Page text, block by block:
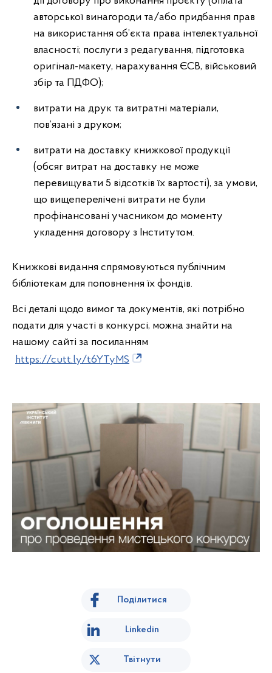
авторської винагороди та/або придбання прав
на використання об’єкта права інтелектуальної
власності; послуги з редагування, підготовка
оригінал-макету, нарахування ЄСВ, військовий
збір та ПДФО);
витрати на друк та витратні матеріали,
пов’язані з друком;
витрати на доставку книжкової продукції
(обсяг витрат на доставку не може
перевищувати 5 відсотків їх вартості), за умови,
що вищеперелічені витрати не були
профінансовані учасником до моменту
укладення договору з Інститутом.
Книжкові видання спрямовуються публічним
бібліотекам для поповнення їх фондів.
Всі деталі щодо вимог та документів, які потрібно
подати для участі в конкурсі, можна знайти на
нашому сайті за посиланням
https://cutt.ly/t6YTyMS
Поділитися
Linkedin
Твітнути